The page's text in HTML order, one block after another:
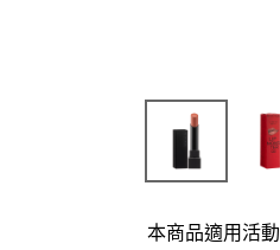
本商品適用活動